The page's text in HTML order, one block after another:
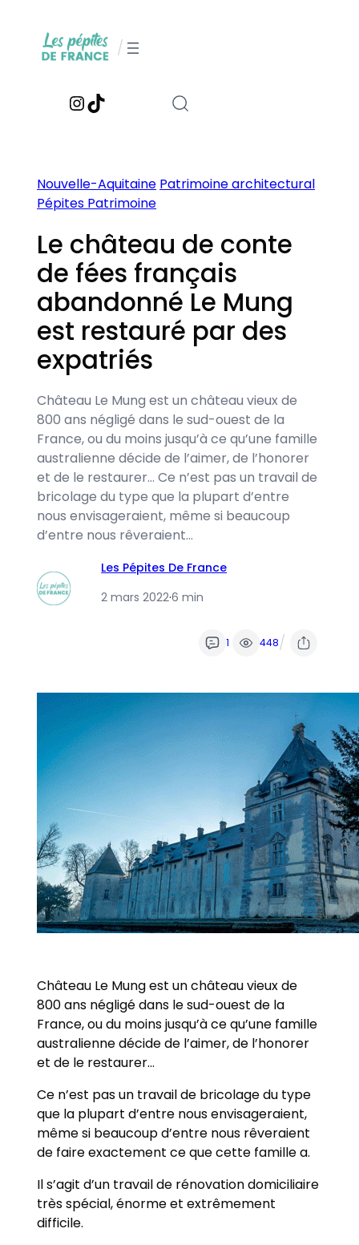
contenu
/
Instagram
TikTok
Nouvelle-Aquitaine Patrimoine architectural
Pépites Patrimoine
Le château de conte
de fées français
abandonné Le Mung
est restauré par des
expatriés
Château Le Mung est un château vieux de
800 ans négligé dans le sud-ouest de la
France, ou du moins jusqu’à ce qu’une famille
australienne décide de l’aimer, de l’honorer
et de le restaurer… Ce n’est pas un travail de
bricolage du type que la plupart d’entre
nous envisageraient, même si beaucoup
d’entre nous rêveraient…
Les Pépites De France
2 mars 2022·6 min
1 448/
Château Le Mung est un château vieux de
800 ans négligé dans le sud-ouest de la
France, ou du moins jusqu’à ce qu’une famille
australienne décide de l’aimer, de l’honorer
et de le restaurer…
Ce n’est pas un travail de bricolage du type
que la plupart d’entre nous envisageraient,
même si beaucoup d’entre nous rêveraient
de faire exactement ce que cette famille a.
Il s’agit d’un travail de rénovation domiciliaire
très spécial, énorme et extrêmement
difficile.